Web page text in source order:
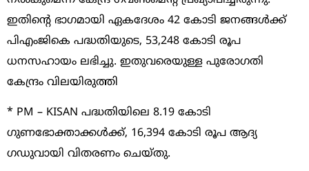
ഇതിൻ്റെ ഭാഗമായി ഏകദേശം 42 കോടി ജനങ്ങൾക്ക്
പിഎംജികെ പദ്ധതിയുടെ, 53,248 കോടി രൂപ
ധനസഹായം ലഭിച്ചു. ഇതുവരെയുള്ള പുരോഗതി
കേന്ദ്രം വിലയിരുത്തി
* PM – KISAN പദ്ധതിയിലെ 8.19 കോടി
ഗുണഭോക്താക്കൾക്ക്, 16,394 കോടി രൂപ ആദ്യ
ഗഡുവായി വിതരണം ചെയ്തു.